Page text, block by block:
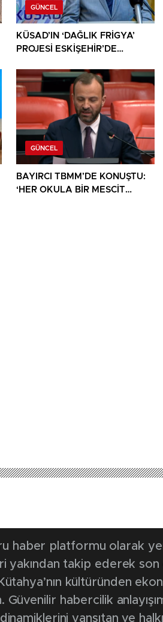
GÜNCEL
KÜSAD’IN ‘DAĞLIK FRİGYA’
PROJESİ ESKİŞEHİR’DE
BULUŞUYOR
GÜNCEL
BAYIRCI TBMM’DE KONUŞTU:
‘HER OKULA BİR MESCİT
haber platformu olarak
yakından takip ederek
kültüründen
habercilik
yansıtan ve